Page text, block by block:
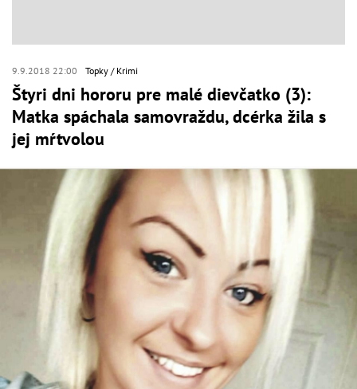
9.9.2018 22:00 Topky Krimi
Štyri dni hororu pre malé dievčatko (3):
Matka spáchala samovraždu, dcérka žila s
jej mŕtvolou